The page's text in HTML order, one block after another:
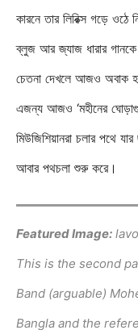
কারনে তার লিরিক্স গড়ে ওঠে
ব্লুজ আর জ্যাজ ধারার গানকে
চেতনা দেখলে আজও অবাক
এজন্য আজও ‘মহীনের
মিউজিশিয়ানরা চলার পথে
আবার পথচলা শুরু করে।
Featured Image:
This is the second
Band (arguable)
Bangla and the